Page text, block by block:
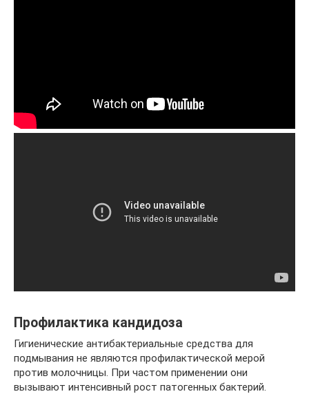
Профилактика кандидоза
Гигиенические антибактериальные средства для
подмывания не являются профилактической мерой
против молочницы. При частом применении они
вызывают интенсивный рост патогенных бактерий.